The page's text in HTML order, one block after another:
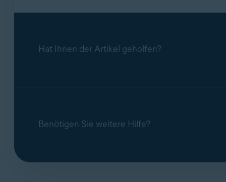
Hat Ihnen der Artikel geholfen?
Benötigen Sie weitere Hilfe?